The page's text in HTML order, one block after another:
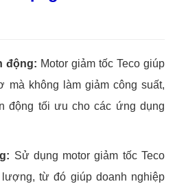
động: Motor giảm tốc Teco giúp
mà không làm giảm công suất,
động tối ưu cho các ứng dụng
Sử dụng motor giảm tốc Teco
từ đó giúp doanh nghiệp